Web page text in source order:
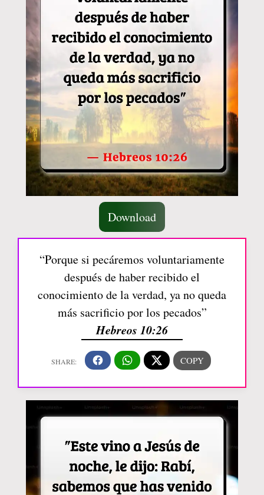
Download
“Porque si pecáremos voluntariamente
después de haber recibido el
conocimiento de la verdad, ya no queda
más sacrificio por los pecados”
Hebreos 10:26